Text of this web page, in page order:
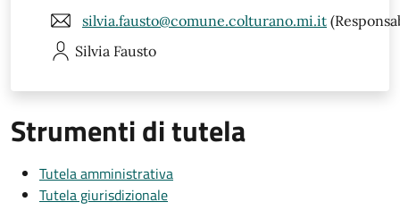
silvia.fausto@comune.colturano.mi.it
Silvia Fausto
Strumenti di tutela
Tutela amministrativa
Tutela giurisdizionale